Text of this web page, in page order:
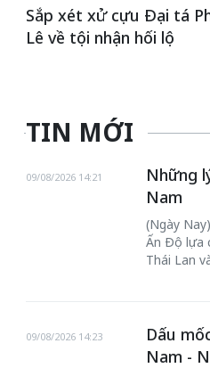
Sắp xét xử cựu Đại tá
Lê về tội nhận hối lộ
TIN MỚI
Những
Nam
09/08/2026 14:21
(Ngày
Ấn Độ lựa
Thái Lan
Dấu
Nam -
09/08/2026 14:23